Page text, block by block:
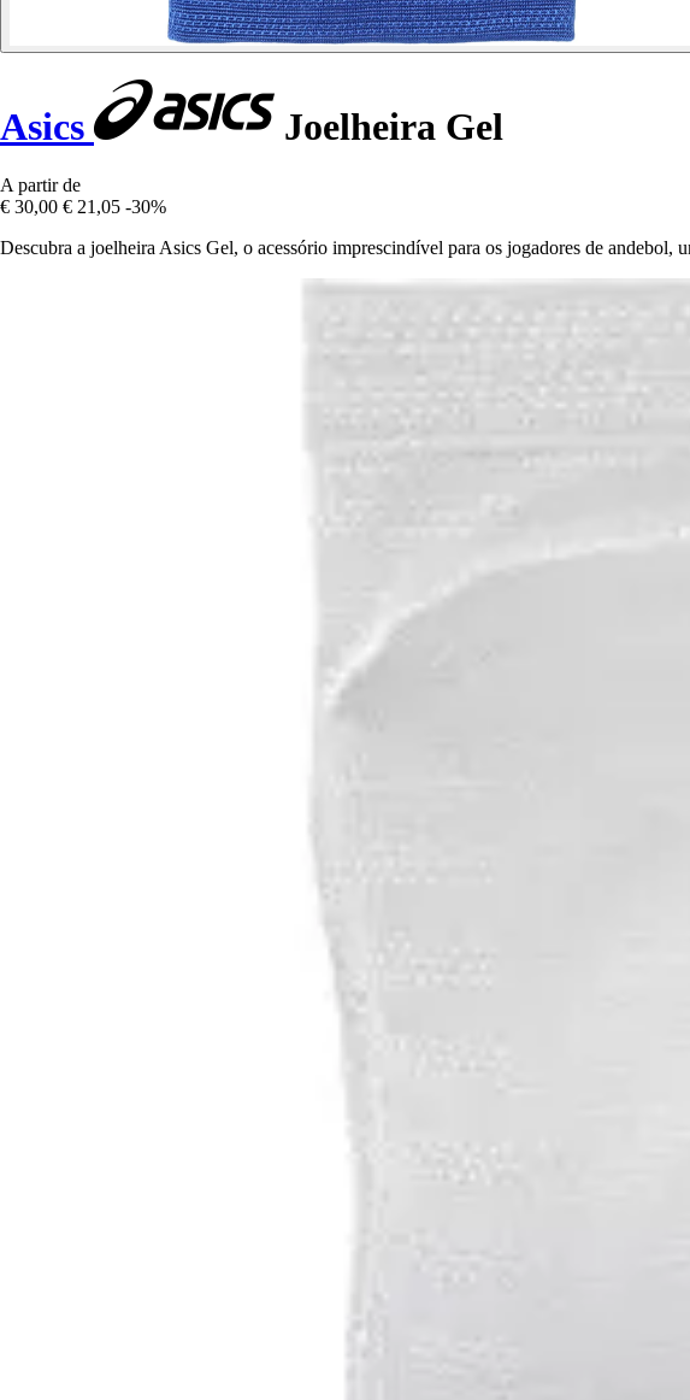
Asics Joelheira Gel
A partir de
€ 30,00 € 21,05 -30%
Descubra a joelheira Asics Gel, o acessório imprescindível para os jogadores de andebol,